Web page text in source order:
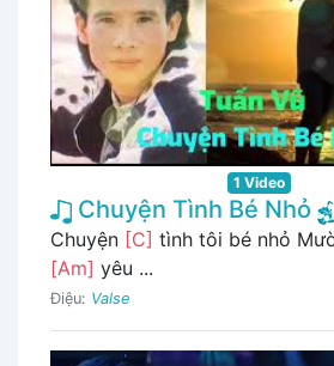
1 Video
Chuyện Tình Bé Nhỏ
Chuyện [C] tình tôi bé nhỏ
[Am] yêu ...
Điệu: Valse